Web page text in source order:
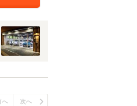
へ 次へ